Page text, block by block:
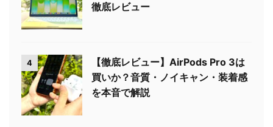
徹底レビュー
4
【徹底レビュー】AirPods Pro 3は
買いか？音質・ノイキャン・装着感
を本音で解説